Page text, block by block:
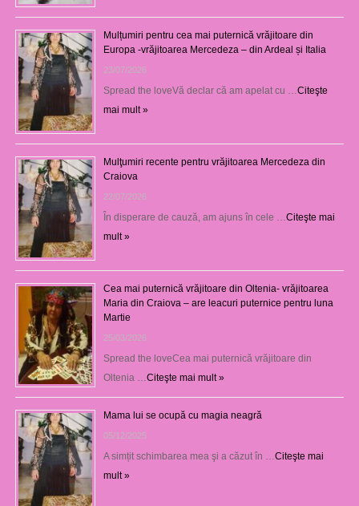
Mulțumiri pentru cea mai puternică vrăjitoare din
Europa -vrăjitoarea Mercedeza – din Ardeal și Italia
23/07/2026
Spread the loveVă declar că am apelat cu … Citeşte
mai mult »
Mulţumiri recente pentru vrăjitoarea Mercedeza din
Craiova
22/07/2026
În disperare de cauză, am ajuns în cele … Citeşte mai
mult »
Cea mai puternică vrăjitoare din Oltenia- vrăjitoarea
Maria din Craiova – are leacuri puternice pentru luna
Martie
25/03/2026
Spread the loveCea mai puternică vrăjitoare din
Oltenia … Citeşte mai mult »
Mama lui se ocupă cu magia neagră
05/12/2025
A simțit schimbarea mea şi a căzut în … Citeşte mai
mult »